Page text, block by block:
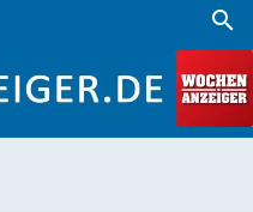
search